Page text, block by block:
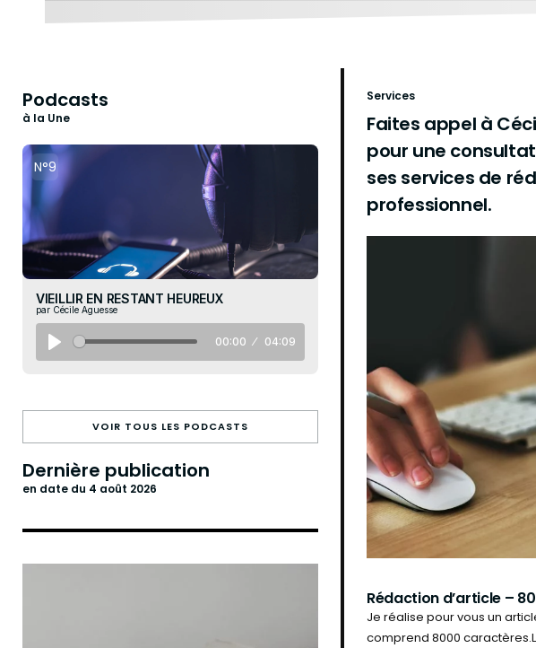
Podcasts
à la Une
N°9
VIEILLIR EN RESTANT HEUREUX
par Cécile Aguesse
00:00 04:09
VOIR TOUS LES PODCASTS
Dernière publication
en date du 4 août 2026
Services
Faites appel à
pour une
ses services de
professionnel.
Rédaction d’article –
Je réalise pour vous un
comprend 8000